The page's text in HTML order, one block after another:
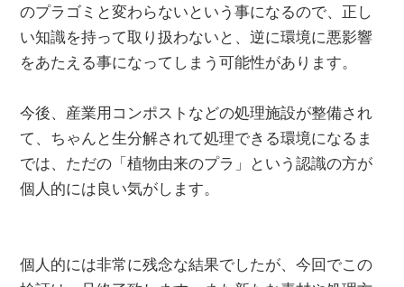
のプラゴミと変わらないという事になるので、正し
い知識を持って取り扱わないと、逆に環境に悪影響
をあたえる事になってしまう可能性があります。
今後、産業用コンポストなどの処理施設が整備され
て、ちゃんと生分解されて処理できる環境になるま
では、ただの「植物由来のプラ」という認識の方が
個人的には良い気がします。
個人的には非常に残念な結果でしたが、今回でこの